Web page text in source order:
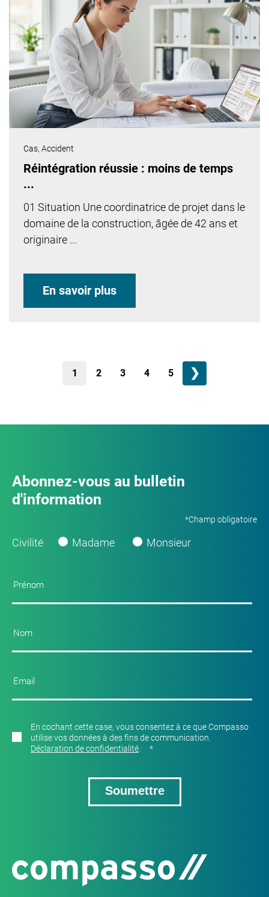
Cas, Accident
Réintégration réussie : moins de temps
...
01 Situation Une coordinatrice de projet dans le
domaine de la construction, âgée de 42 ans et
originaire ...
En savoir plus
1 2 3 4 5 ❯
Abonnez-vous au bulletin
d'information
*Champ obligatoire
Civilité Madame Monsieur
En cochant cette case, vous consentez à ce que Compasso
utilise vos données à des fins de communication.
Déclaration de confidentialité
*